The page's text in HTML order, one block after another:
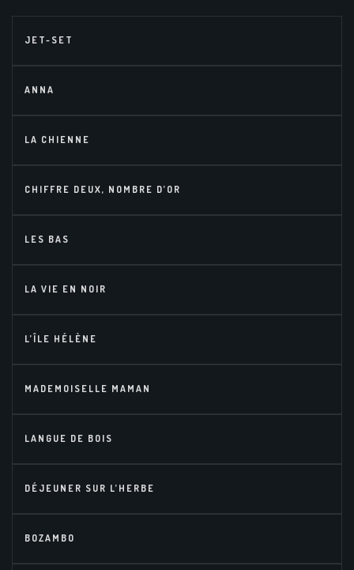
JET-SET
ANNA
LA CHIENNE
CHIFFRE DEUX, NOMBRE D’OR
LES BAS
LA VIE EN NOIR
L’ÎLE HÉLÈNE
MADEMOISELLE MAMAN
LANGUE DE BOIS
DÉJEUNER SUR L’HERBE
BOZAMBO